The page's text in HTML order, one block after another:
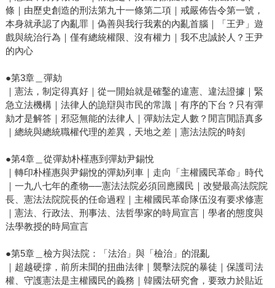
條｜由歷史創造的刑法第九十一條第二項｜戒嚴佈告令第一號，
本身就承認了內亂罪｜偽善與我行我素的內亂首腦｜「王尹」遊
戲與統治行為｜僅有總統權限、沒有權力｜我不忠誠於人？王尹
的內心
●第3章＿彈劾
｜憲法，制定得真好｜從一開始就是確鑿的違憲、違法證據｜緊
急立法機構｜法律人的詭辯與市民的常識｜有序的下台？只有彈
劾才是解答｜邪惡無能的法律人｜彈劾法定人數？閒言閒語真多
｜總統與總統職權代理的差異，天地之差｜憲法法院的時刻
●第4章＿從彈劾朴槿惠到彈劾尹錫悅
｜轉印朴槿惠與尹錫悅的彈劾列車｜走向「主權國民革命」時代
｜一九八七年的產物──憲法法院必須回應國民｜改變最高法院院
長、憲法法院院長的任命過程｜主權國民革命隊伍沒有要求修憲
｜憲法、行政法、刑事法、法哲學家的時局宣言｜學者的態度與
法學教授的時局宣言
●第5章＿檢方與法院：「法治」與「檢治」的混亂
｜超越硬撐，前所未聞的扭曲法律｜襲擊法院的暴徒｜保護司法
權、守護憲法是主權國民的義務｜韓國法研究會，要致力於貼近